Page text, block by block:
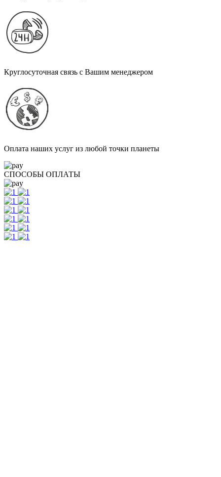
Круглосуточная связь с Вашим менеджером
Оплата наших услуг из любой точки планеты
СПОСОБЫ ОПЛАТЫ